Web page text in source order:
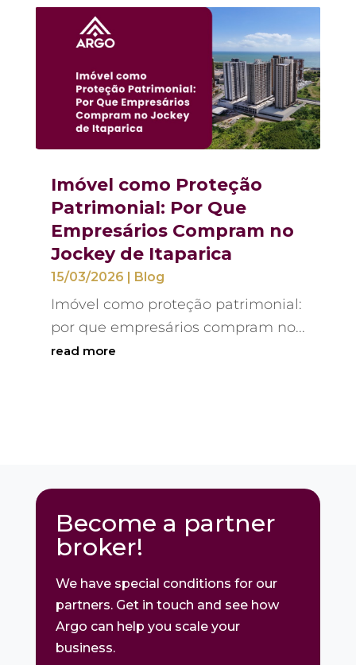
Imóvel como Proteção
Patrimonial: Por Que
Empresários Compram no
Jockey de Itaparica
15/03/2026 Blog
Imóvel como proteção patrimonial:
por que empresários compram no...
read more
Become a partner
broker!
We have special conditions for our
partners. Get in touch and see how
Argo can help you scale your
business.